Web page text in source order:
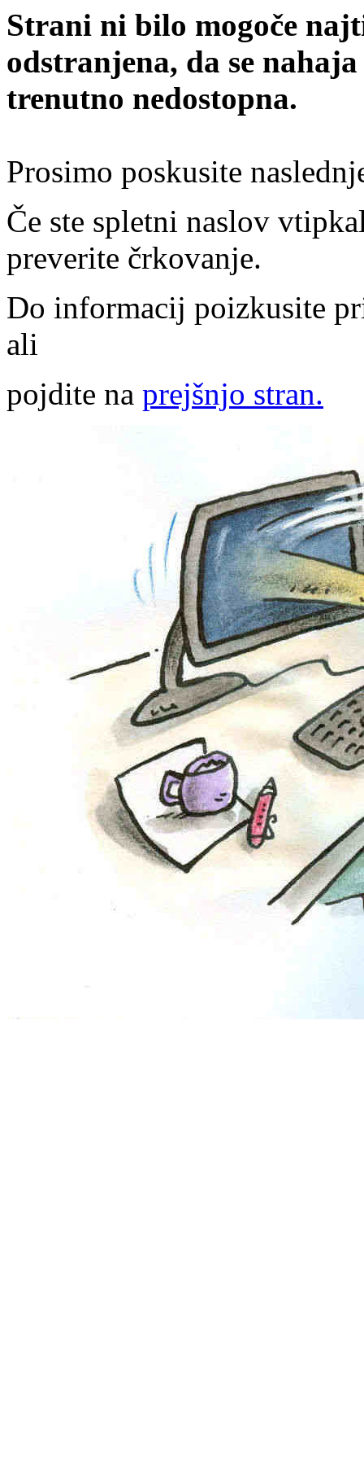
Strani ni bilo mogoče
odstranjena, da se
trenutno nedostopna.
Prosimo poskusite
Če ste spletni naslov
preverite črkovanje.
Do informacij poizkusite
ali
pojdite na prejšnjo stran.